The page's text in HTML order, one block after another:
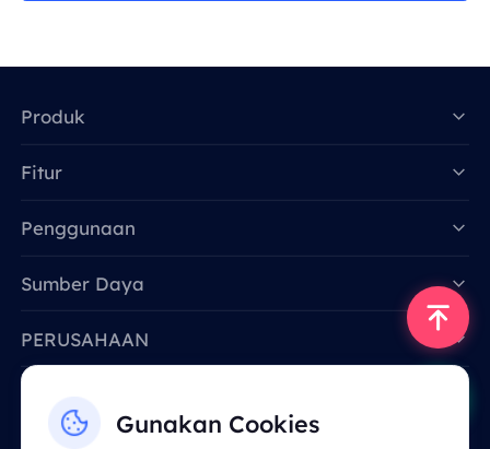
Gunakan Cookies
Produk
Fitur
Penggunaan
Sumber Daya
PERUSAHAAN
Email: support@smartproxy.org